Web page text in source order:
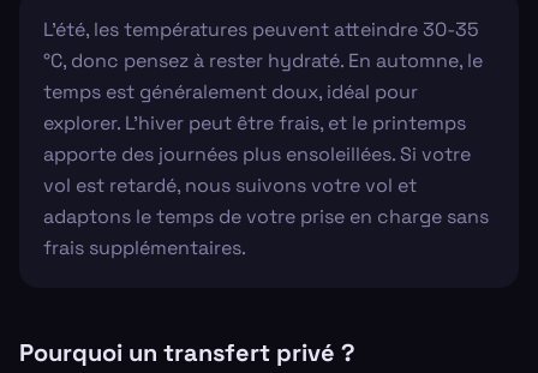
L'été, les températures peuvent atteindre 30-35
°C, donc pensez à rester hydraté. En automne, le
temps est généralement doux, idéal pour
explorer. L'hiver peut être frais, et le printemps
apporte des journées plus ensoleillées. Si votre
vol est retardé, nous suivons votre vol et
adaptons le temps de votre prise en charge sans
frais supplémentaires.
Pourquoi un transfert privé ?